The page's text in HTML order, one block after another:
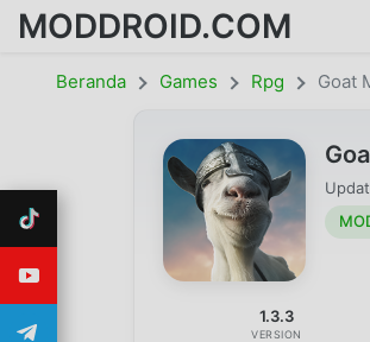
MODDROID.COM
Beranda Games Rpg Goat
1.3.3
VERSION